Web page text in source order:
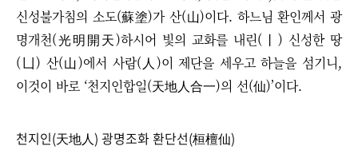
신성불가침의 소도(蘇塗)가 산(山)이다. 하느님 환인께서 광
명개천(光明開天)하시어 빛의 교화를 내린(丨) 신성한 땅
(凵) 산(山)에서 사람(人)이 제단을 세우고 하늘을 섬기니,
이것이 바로 ‘천지인합일(天地人合一)의 선(仙)’이다.
천지인(天地人) 광명조화 환단선(桓檀仙)